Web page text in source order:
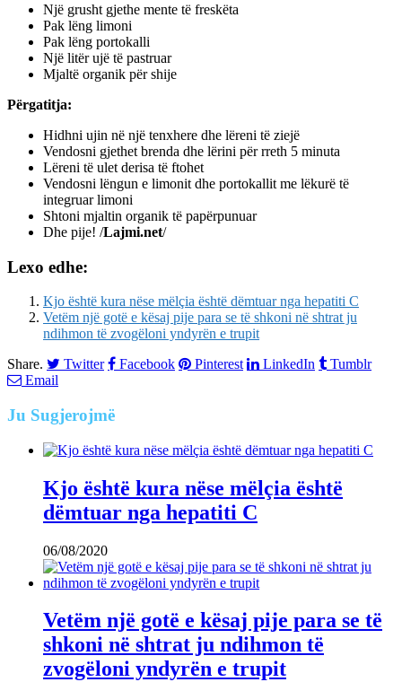
Një grusht gjethe mente të freskëta
Pak lëng limoni
Pak lëng portokalli
Një litër ujë të pastruar
Mjaltë organik për shije
Përgatitja:
Hidhni ujin në një tenxhere dhe lëreni të ziejë
Vendosni gjethet brenda dhe lërini për rreth 5 minuta
Lëreni të ulet derisa të ftohet
Vendosni lëngun e limonit dhe portokallit me lëkurë të
integruar limoni
Shtoni mjaltin organik të papërpunuar
Dhe pije! /Lajmi.net/
Lexo edhe:
Kjo është kura nëse mëlçia është dëmtuar nga hepatiti C
Vetëm një gotë e kësaj pije para se të shkoni në shtrat ju
ndihmon të zvogëloni yndyrën e trupit
Share.
Twitter Facebook Pinterest LinkedIn
Tumblr
Email
Ju Sugjerojmë
Kjo është kura nëse mëlçia është
dëmtuar nga hepatiti C
06/08/2020
Vetëm një gotë e kësaj pije para se të
shkoni në shtrat ju ndihmon të
zvogëloni yndyrën e trupit